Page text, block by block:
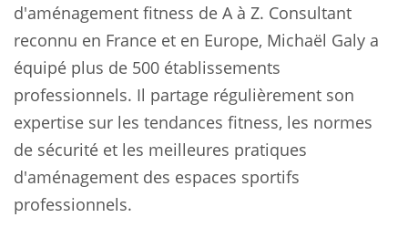
d'aménagement fitness de A à Z. Consultant
reconnu en France et en Europe, Michaël Galy a
équipé plus de 500 établissements
professionnels. Il partage régulièrement son
expertise sur les tendances fitness, les normes
de sécurité et les meilleures pratiques
d'aménagement des espaces sportifs
professionnels.